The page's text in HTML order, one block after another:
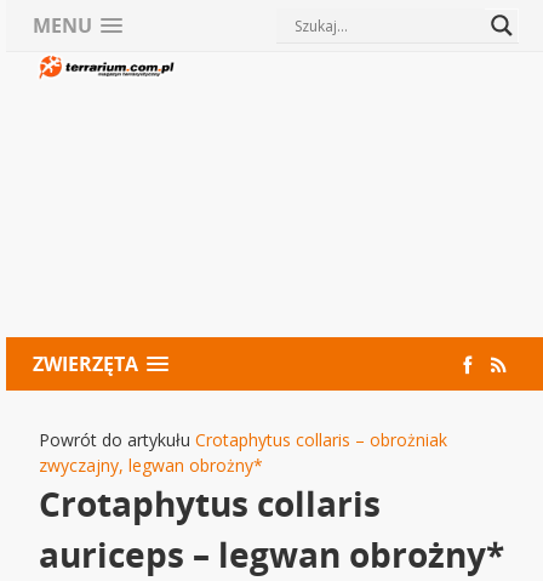
MENU
ZWIERZĘTA
Powrót do artykułuCrotaphytus collaris – obrożniak
zwyczajny, legwan obrożny*
Crotaphytus collaris
auriceps – legwan obrożny*